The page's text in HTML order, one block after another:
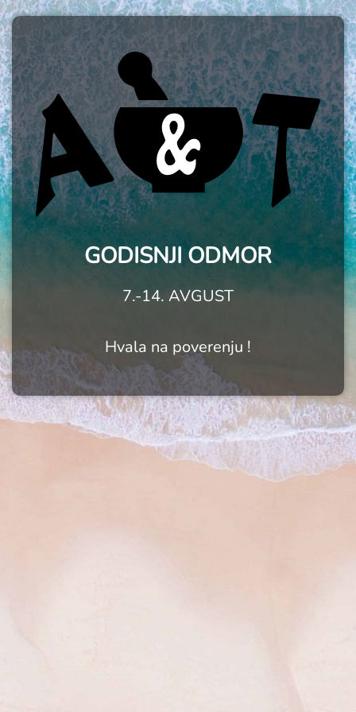
GODISNJI ODMOR
7.-14. AVGUST
Hvala na poverenju !